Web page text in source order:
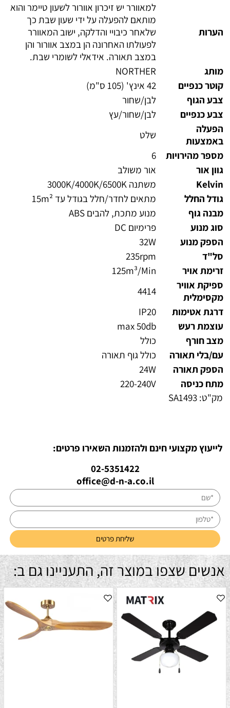
הערות
למאוורר יש זיכרון אוורור לשעון טיימר והוא
מותאם להפעלה על ידי שעון שבת כך
שלאחר כיבויי והדלקה, ישוב המאוורר
לפעולתו האחרונה הן במצב אוורור והן
במצב תאורה. אידאלי לשומרי שבת.
מותג
NORTHER
קוטר כנפיים
42 אינץ' (105 ס"מ)
צבע הגוף
לבן/שחור
צבע כנפיים
לבן/שחור/עץ
הפעלה
באמצעות
שלט
מספר מהירויות
6
גוון אור
אור משולב
Kelvin
משתנה 3000K/4000K/6500K
גודל החלל
מתאים לחדר/חלל בגודל עד 15m²
מבנה גוף
מנוע מתכת, להבים ABS
סוג מנוע
פרימיום DC
הספק מנוע
32W
סל"ד
235rpm
זרימת אויר
125m³/Min
ספיקת אוויר
מקסימלית
4414
דרגת אטימות
IP20
עוצמת רעש
max 50db
מצב חורף
כולל
עם/בלי תאורה
כולל גוף תאורה
הספק תאורה
24W
מתח כניסה
220-240V
מק"ט: SA1493
לייעוץ מקצועי חינם ולהזמנות השאירו פרטים:
02-5351422
office@d-n-a.co.il
אנשים שצפו במוצר זה, התעניינו גם ב: